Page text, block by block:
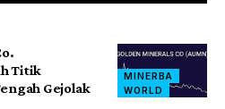
MINERBA
WORLD
Titik
Gejolak